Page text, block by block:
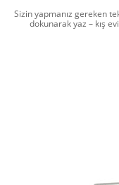
Sizin yapmanız gereken
dokunarak yaz – kış